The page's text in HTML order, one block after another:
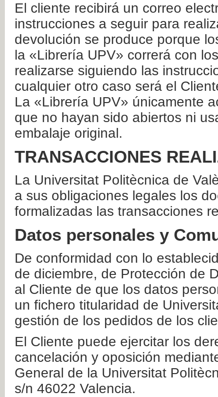
El cliente recibirá un correo
instrucciones a seguir para
devolución se produce porque
la «Librería UPV» correrá con
realizarse siguiendo las
cualquier otro caso será el
La «Librería UPV» únicamente
que no hayan sido abiertos ni
embalaje original.
TRANSACCIONES
La Universitat Politècnica de
a sus obligaciones legales los
formalizadas las transacciones
Datos personales y
De conformidad con lo
de diciembre, de Protección de
al Cliente de que los datos
un fichero titularidad de
gestión de los pedidos de los
El Cliente puede ejercitar los
cancelación y oposición
General de la Universitat
s/n 46022 Valencia.